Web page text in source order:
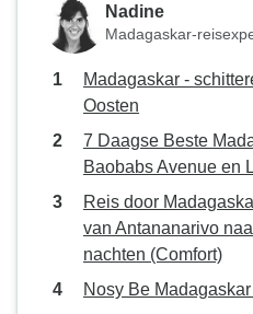
Nadine
Madagaskar-
Madagaskar -
Oosten
7 Daagse Beste
Baobabs Avenue en
Reis door
van Antananarivo
nachten (Comfort)
Nosy Be